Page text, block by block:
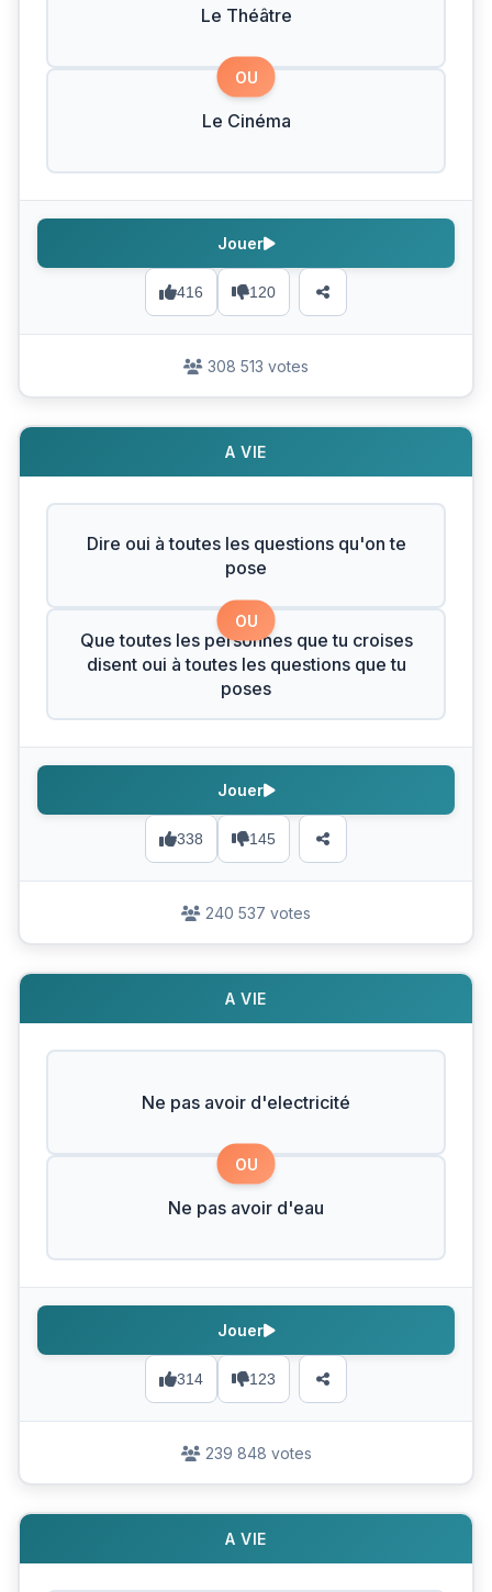
Le Théâtre
OU
Le Cinéma
416 120
Jouer
308 513 votes
A VIE
Dire oui à toutes les questions qu'on te
pose
OU
Que toutes les personnes que tu croises
disent oui à toutes les questions que tu
poses
338 145
Jouer
240 537 votes
A VIE
Ne pas avoir d'electricité
OU
Ne pas avoir d'eau
314 123
Jouer
239 848 votes
A VIE